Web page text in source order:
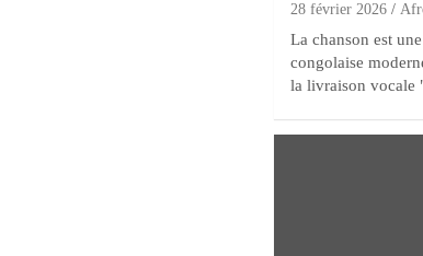
28 février 2026
La chanson est
congolaise
la livraison vocale